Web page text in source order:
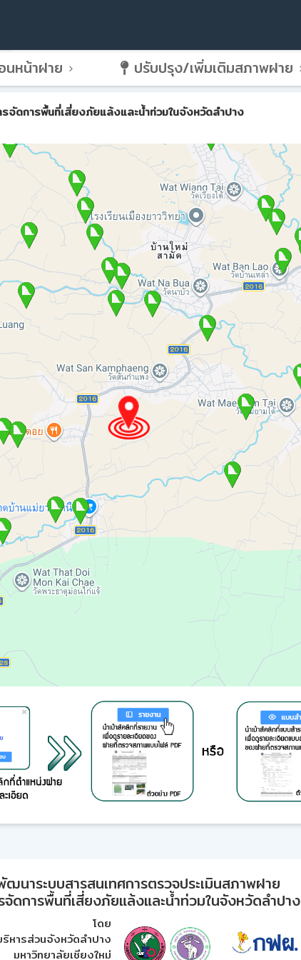
นหน้าฝาย ปรับปรุง/เพิ่มเติมสภาพฝาย
จัดการพื้นที่เสี่ยงภัยแล้งและน้ำท่วมในจังหวัดลำปาง
ฒนาระบบสารสนเทศการตรวจประเมินสภาพฝาย
จัดการพื้นที่เสี่ยงภัยแล้งและน้ำท่วมในจังหวัดลำปาง
โดย
หารส่วนจังหวัดลำปาง
มหาวิทยาลัยเชียงใหม่